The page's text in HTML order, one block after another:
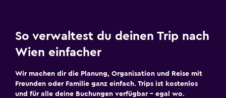
So verwaltest du deinen Trip nach
Wien einfacher
Wir machen dir die Planung, Organisation und Reise mit
Freunden oder Familie ganz einfach. Trips ist kostenlos
und für alle deine Buchungen verfügbar – egal wo.